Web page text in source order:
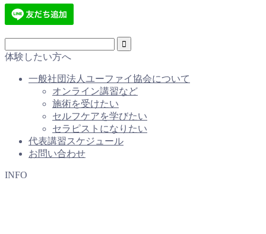
体験したい方へ
一般社団法人ユーファイ協会について
オンライン講習など
施術を受けたい
セルフケアを学びたい
セラピストになりたい
代表講習スケジュール
お問い合わせ
INFO